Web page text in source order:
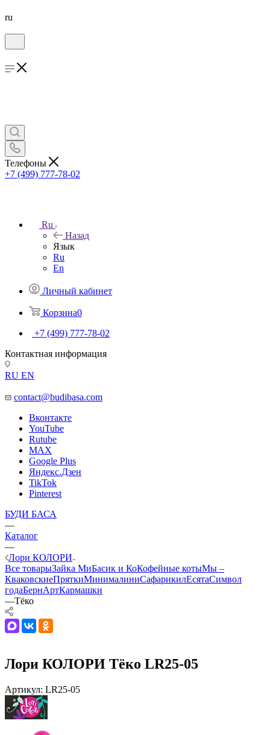
ru
Телефоны
+7 (499) 777-78-02
Ru
Назад
Язык
Ru
En
Личный кабинет
Корзина0
+7 (499) 777-78-02
Контактная информация
RU EN
contact@budibasa.com
Вконтакте
YouTube
Rutube
MAX
Google Plus
Яндекс.Дзен
TikTok
Pinterest
БУДИ БАСА
—
Каталог
—
Лори КОЛОРИ
Все товарыЗайка МиБасик и КоКофейные котыМы –
КваковскиеПряткиМинималиниСафарикилЕсятаСимвол
годаБернАртКармашки
—Тёко
Лори КОЛОРИ Тёко LR25-05
Артикул: LR25-05